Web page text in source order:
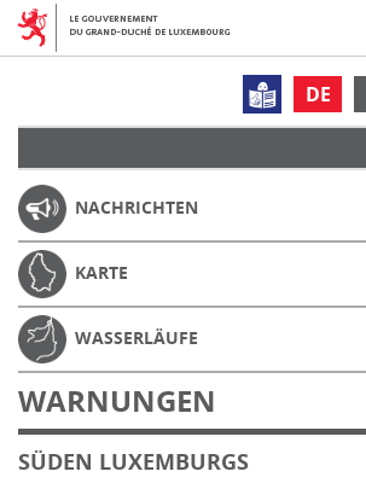
DE
NACHRICHTEN
KARTE
WASSERLÄUFE
WARNUNGEN
SÜDEN LUXEMBURGS